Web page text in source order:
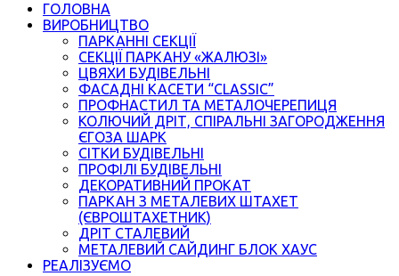
ГОЛОВНА
ВИРОБНИЦТВО
ПАРКАННІ СЕКЦІЇ
СЕКЦІЇ ПАРКАНУ «ЖАЛЮЗІ»
ЦВЯХИ БУДІВЕЛЬНІ
ФАСАДНІ КАСЕТИ “CLASSIC”
ПРОФНАСТИЛ ТА МЕТАЛОЧЕРЕПИЦЯ
КОЛЮЧИЙ ДРІТ, СПІРАЛЬНІ ЗАГОРОДЖЕННЯ
ЄГОЗА ШАРК
СІТКИ БУДІВЕЛЬНІ
ПРОФІЛІ БУДІВЕЛЬНІ
ДЕКОРАТИВНИЙ ПРОКАТ
ПАРКАН З МЕТАЛЕВИХ ШТАХЕТ
(ЄВРОШТАХЕТНИК)
ДРІТ СТАЛЕВИЙ
МЕТАЛЕВИЙ САЙДИНГ БЛОК ХАУС
РЕАЛІЗУЄМО